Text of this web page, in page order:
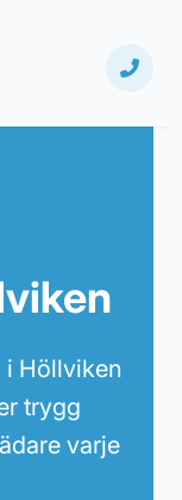
i Höllviken
trygg
varje